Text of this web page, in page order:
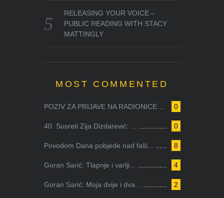
RELEASING YOUR VOICE –
PUBLIC READING WITH STACY
MATTINGLY
MOST COMMENTED
0
POZIV ZA PRIJAVE NA RADIONICE ...
0
40. Susreti Zija Dizdarević: ...
8
Povodom Dana pobjede nad faši...
4
Goran Sarić: Tlapnje i varlji...
2
Goran Sarić: Moja dvije i dva...